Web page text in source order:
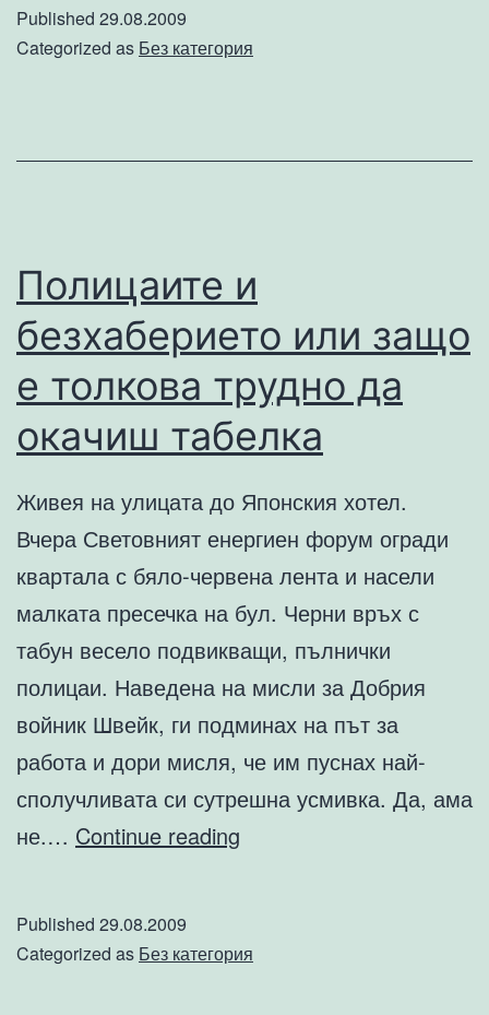
Published 29.08.2009
Categorized as Без категория
Полицаите и
безхаберието или защо
е толкова трудно да
окачиш табелка
Живея на улицата до Японския хотел.
Вчера Световният енергиен форум огради
квартала с бяло-червена лента и насели
малката пресечка на бул. Черни връх с
табун весело подвикващи, пълнички
полицаи. Наведена на мисли за Добрия
войник Швейк, ги подминах на път за
работа и дори мисля, че им пуснах най-
сполучливата си сутрешна усмивка. Да, ама
не.… Continue reading
или
Published 29.08.2009
Categorized as Без категория